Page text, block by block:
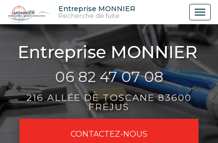
Aller
au
contenu
principal
Entreprise MONNIER
Recherche de fuite
06 82 47 07 08
216 ALLÉE DE TOSCANE 83600
FRÉJUS
CONTACTEZ-NOUS